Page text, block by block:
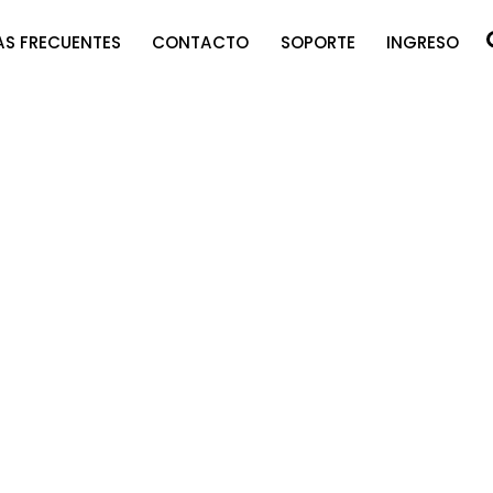
FRECUENTES CONTACTO SOPORTE INGRESO